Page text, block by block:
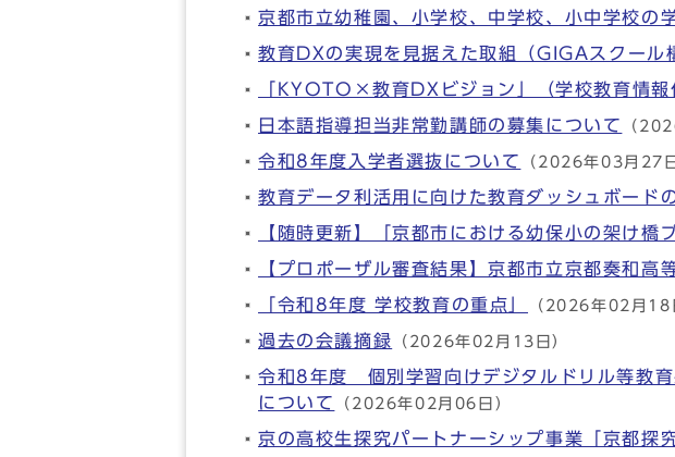
京都市立幼稚園、小学校、中学校、小中学校の
教育DXの実現を見据えた取組（GIGAスクール
「KYOTO×教育DXビジョン」（学校教育情報
日本語指導担当非常勤講師の募集について （
令和8年度入学者選抜について （2026年03月27
教育データ利活用に向けた教育ダッシュボード
【随時更新】「京都市における幼保小の架け
【プロポーザル審査結果】京都市立京都奏和高
「令和8年度 学校教育の重点」 （2026年02月18
過去の会議摘録 （2026年02月13日）
令和8年度 個別学習向けデジタルドリル等教
について
（2026年02月06日）
京の高校生探究パートナーシップ事業「京都